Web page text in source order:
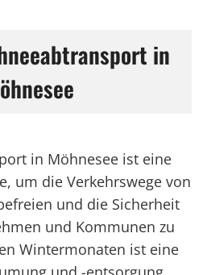
in
in Möhnesee ist eine
um die Verkehrswege von
und die Sicherheit
und Kommunen zu
Wintermonaten ist eine